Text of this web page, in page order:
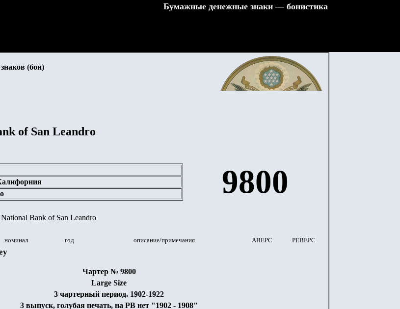
Бумажные денежные знаки — бонистика
(бон)
of San Leandro
9800
Bank of San Leandro
номинал год описание/примечания АВЕРС РЕВЕРС
Чартер № 9800
Large Size
3 чартерный период. 1902-1922
3 выпуск, голубая печать, на РВ нет "1902 - 1908"